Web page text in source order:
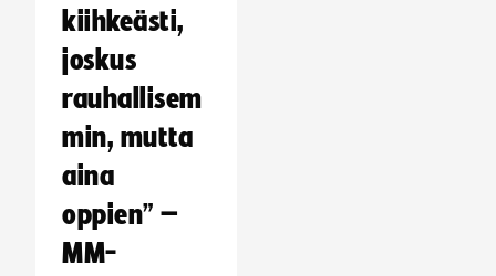
kiihkeästi,
joskus
rauhallisem
min, mutta
aina
oppien” –
MM-